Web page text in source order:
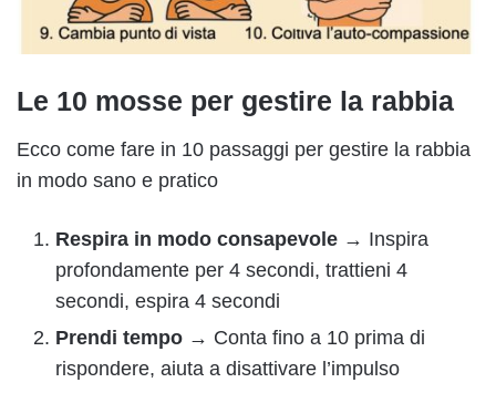
Le 10 mosse per gestire la rabbia
Ecco come fare in 10 passaggi per gestire la rabbia
in modo sano e pratico
Respira in modo consapevole → Inspira
profondamente per 4 secondi, trattieni 4
secondi, espira 4 secondi
Prendi tempo → Conta fino a 10 prima di
rispondere, aiuta a disattivare l’impulso